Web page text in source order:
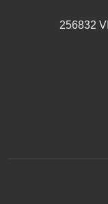
256832